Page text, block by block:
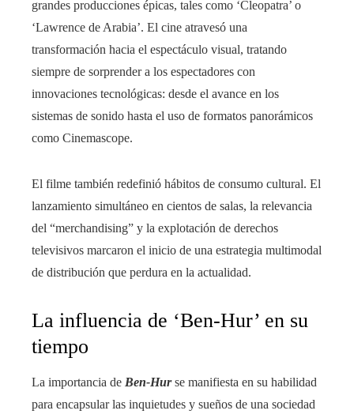
grandes producciones épicas, tales como ‘Cleopatra’ o
‘Lawrence de Arabia’. El cine atravesó una
transformación hacia el espectáculo visual, tratando
siempre de sorprender a los espectadores con
innovaciones tecnológicas: desde el avance en los
sistemas de sonido hasta el uso de formatos panorámicos
como Cinemascope.
El filme también redefinió hábitos de consumo cultural. El
lanzamiento simultáneo en cientos de salas, la relevancia
del “merchandising” y la explotación de derechos
televisivos marcaron el inicio de una estrategia multimodal
de distribución que perdura en la actualidad.
La influencia de ‘Ben-Hur’ en su
tiempo
La importancia de Ben-Hurse manifiesta en su habilidad
para encapsular las inquietudes y sueños de una sociedad